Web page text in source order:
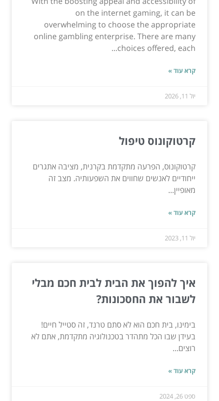
on the internet gaming, it can be
overwhelming to choose the appropriate
online gambling enterprise. There are many
choices offered, each...
קרא עוד »
יול 11, 2026
קרטוקונוס טיפול
קרטוקונוס, הפרעה מתקדמת בקרנית, מציבה אתגרים
ייחודיים לאנשים שחווים את השפעותיה. מצב זה
מאופיין...
קרא עוד »
יול 11, 2023
איך להפוך את הבית לבית חכם מבלי
לשבור את החסכונות?
בימינו, בית חכם הוא לא סתם טרנד, זה סטייל חיים!
בעידן שבו הכל מתהדר בטכנולוגיה מתקדמת, אתם לא
רוצים...
קרא עוד »
ספט 26, 2024